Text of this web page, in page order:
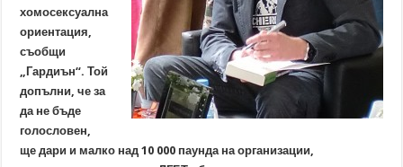
хомосексуална
ориентация,
съобщи
„Гардиън“. Той
допълни, че за
да не бъде
голословен,
ще дари и малко над 10 000 паунда на организации,